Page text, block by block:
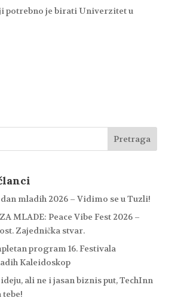
potrebno je birati Univerzitet u
mladih 2026 – Vidimo se u Tuzli!
MLADE: Peace Vibe Fest 2026 –
Zajednička stvar.
program 16. Festivala
Kaleidoskop
ali ne i jasan biznis put, TechInn